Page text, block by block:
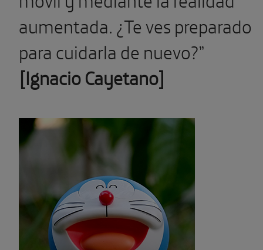
aumentada. ¿Te ves preparado
para cuidarla de nuevo?”
[Ignacio Cayetano]